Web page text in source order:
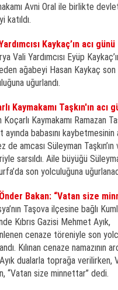
Avni Oral ile birlikte
katıldı.
Kaykaç’ın acı günü
Vali Yardımcısı Eyüp
ağabeyi Hasan Kaykaç son
uğurlandı.
Kaymakamı Taşkın'ın acı
Koçarlı Kaymakamı Ramazan
ayında babasını kaybetmesinin
de amcası Süleyman
sarsıldı. Aile büyüğü
son yolculuğuna
Bakan: “Vatan size
Taşova ilçesine bağlı
Kıbrıs Gazisi Mehmet Ayık,
cenaze töreniyle son
Kılınan cenaze namazının
dualarla toprağa verilirken,
“Vatan size minnettar” dedi.